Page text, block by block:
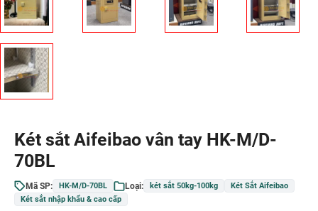
Két sắt Aifeibao vân tay HK-M/D-
70BL
Mã SP: HK-M/D-70BL Loại: két sắt 50kg-100kg
Két Sắt Aifeibao
Két sắt nhập khẩu & cao cấp